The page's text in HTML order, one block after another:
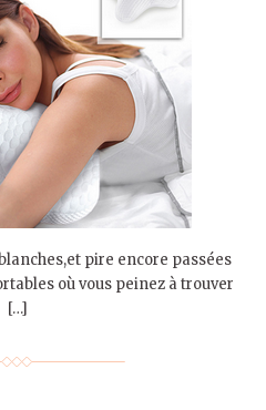
pire encore passées
où vous peinez à trouver
[…]